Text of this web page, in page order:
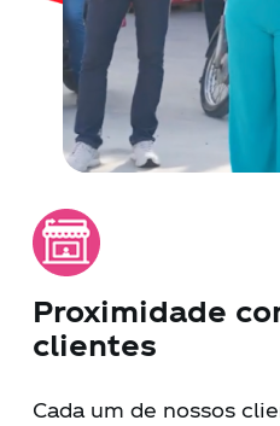
Proximidade
clientes
Cada um de nossos